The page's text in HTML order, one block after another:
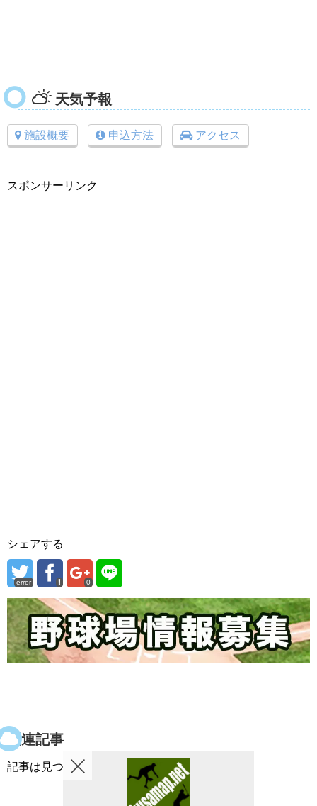
天気予報
施設概要 申込方法 アクセス
スポンサーリンク
シェアする
error 0
関連記事
記事は見つかりませんでした。